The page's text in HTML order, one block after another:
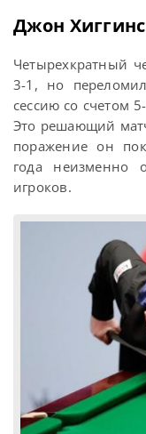
Джон
Четырехкратный
3-1, но
сессию со счетом
Это решающий
поражение он
года неизменно
игроков.